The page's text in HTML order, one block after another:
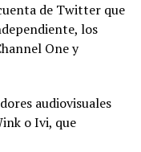
de Twitter que
los
One y
audiovisuales
o Ivi, que